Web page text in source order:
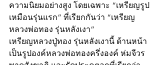
ความนิยมอย่างสูง โดยเฉพาะ “เหรียญรูป
เหมือนรุ่นแรก” ที่เรียกกันว่า “เหรียญ
หลวงพ่อทอง รุ่นหลังเงา”
เหรียญหลวงปู่ทอง รุ่นหลังเงานี้ ด้านหน้า
เป็นรูปองค์หลวงพ่อทองครึ่งองค์ ห่มจีวร